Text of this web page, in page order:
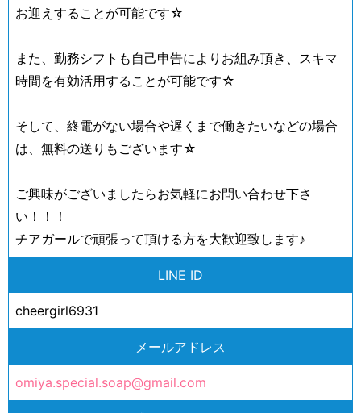
お迎えすることが可能です☆
また、勤務シフトも自己申告によりお組み頂き、スキマ
時間を有効活用することが可能です☆
そして、終電がない場合や遅くまで働きたいなどの場合
は、無料の送りもございます☆
ご興味がございましたらお気軽にお問い合わせ下さ
い！！！
チアガールで頑張って頂ける方を大歓迎致します♪
LINE ID
cheergirl6931
メールアドレス
omiya.special.soap@gmail.com